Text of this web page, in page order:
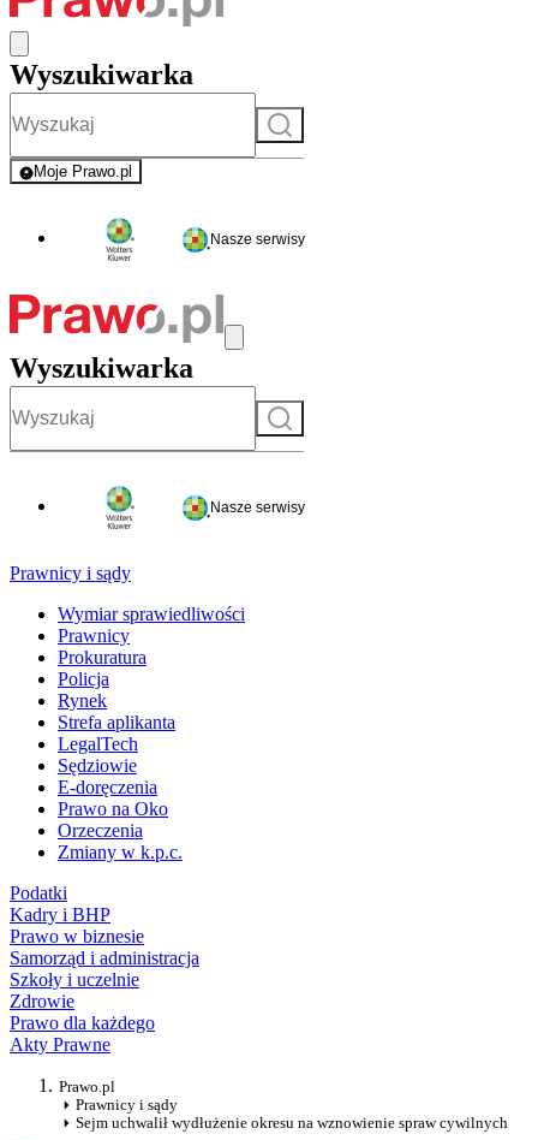
Wyszukiwarka
Szukaj
Moje Prawo.pl
- rejestracja i logowanie do serwisu
Nasze serwisy
Wyszukiwarka
Szukaj
Nasze serwisy
Prawnicy i sądy
Wymiar sprawiedliwości
Prawnicy
Prokuratura
Policja
Rynek
Strefa aplikanta
LegalTech
Sędziowie
E-doręczenia
Prawo na Oko
Orzeczenia
Zmiany w k.p.c.
Podatki
Kadry i BHP
Prawo w biznesie
Samorząd i administracja
Szkoły i uczelnie
Zdrowie
Prawo dla każdego
Akty Prawne
Prawo.pl
Prawnicy i sądy
Sejm uchwalił wydłużenie okresu na wznowienie spraw cywilnych